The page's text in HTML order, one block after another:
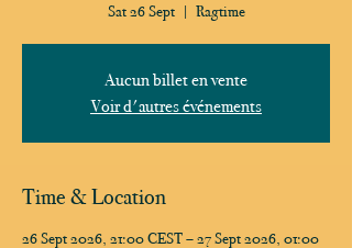
Sat 26 Sept
  |
Ragtime
Aucun billet en vente
Voir d'autres événements
Time & Location
26 Sept 2026, 21:00 CEST – 27 Sept 2026, 01:00